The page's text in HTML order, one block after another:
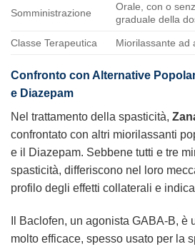
Somministrazione
Orale, con o
graduale della
Classe Terapeutica Miorilassante ad
Confronto con Alternative
e Diazepam
Nel trattamento della spasticità,
confrontato con altri miorilassanti
e il Diazepam. Sebbene tutti e tre
spasticità, differiscono nel loro
profilo degli effetti collaterali e
Il Baclofen, un agonista GABA-B, è
molto efficace, spesso usato per la